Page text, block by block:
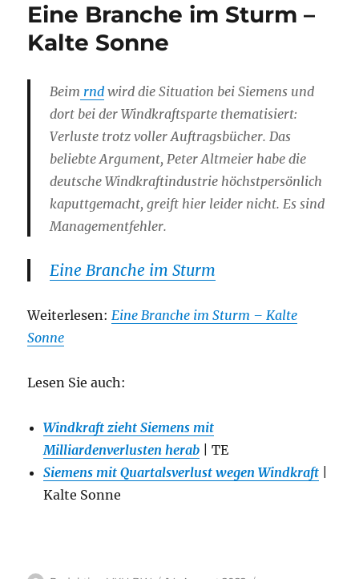
Eine Branche im Sturm –
Kalte Sonne
Beim rnd wird die Situation bei Siemens und
dort bei der Windkraftsparte thematisiert:
Verluste trotz voller Auftragsbücher. Das
beliebte Argument, Peter Altmeier habe die
deutsche Windkraftindustrie höchstpersönlich
kaputtgemacht, greift hier leider nicht. Es sind
Managementfehler.
Eine Branche im Sturm
Weiterlesen:Eine Branche im Sturm – Kalte
Sonne
Lesen Sie auch:
Windkraft zieht Siemens mit
Milliardenverlusten herab | TE
Siemens mit Quartalsverlust wegen Windkraft
Kalte Sonne